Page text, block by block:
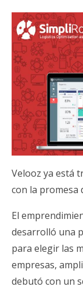
Velooz ya está
con la promesa
El
desarrolló una
para elegir las
empresas,
debutó con un